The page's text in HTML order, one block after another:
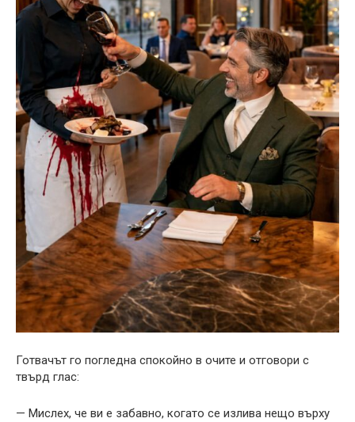
Готвачът го погледна спокойно в очите и отговори с
твърд глас:
— Мислех, че ви е забавно, когато се излива нещо върху